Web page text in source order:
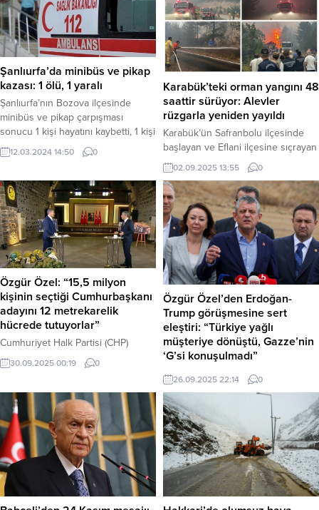
Şanlıurfa’da minibüs ve pikap
kazası: 1 ölü, 1 yaralı
Şanlıurfa’nın Bozova ilçesinde
minibüs ve pikap çarpışması
sonucu 1 kişi hayatını kaybetti, 1 kişi
de yaralandı. Kazada, Şanlıurfa-
Adıyaman yolu üzerinde, Çakmaklı
yakınlarında meydana geldi.
Ramazan Polat’ın kullandığı 63 AAJ
089 plakalı minibüs ile karşı
yönden gelen Ömer Kadakçı’nın
kullandığı pikap çarpıştı. Kazada,
pikap sürücüsü Ömer Kadakçı...
12.03.2024 14:50 0
Karabük’teki orman yangını 48
saattir sürüyor: Alevler
rüzgarla yeniden yayıldı
Karabük’ün Safranbolu ilçesinde
başlayan ve Eflani ilçesine sıçrayan
orman yangını, ikinci gününde de
devam ediyor. Ekiplerin havadan ve
karadan yoğun müdahalesine
rağmen, rüzgarın etkisiyle alevler
yeniden güçlenerek farklı bir
bölgeye sıçradı. Karabük – Yangın,
iki gün önce Safranbolu’ya bağlı
Harmancık köyünde başladı ve kısa
sürede büyüyerek Eflani ilçesinin
Saraycık köyü...
02.09.2025 13:55 0
Özgür Özel: “15,5 milyon
kişinin seçtiği Cumhurbaşkanı
adayını 12 metrekarelik
hücrede tutuyorlar”
Cumhuriyet Halk Partisi (CHP)
Genel Başkanı Özgür Özel,
partisinin cumhurbaşkanı adayı
sert tepki göstererek, “15,5 milyon
kişinin seçtiği cumhurbaşkanı
adayını Silivri’de 12 metrekarelik
hücrede tutuyorlar,” dedi. Haber
Merkezi – Özel, İmamoğlu ve
Mansur Yavaş ile aralarındaki
birlikteliğin tam olduğunu
vurgulayarak, “Bugüne kadar bizi
30.09.2025 00:19 0
Özgür Özel’den Erdoğan-
Trump görüşmesine sert
eleştiri: “Türkiye yağlı
müşteriye dönüştü, Gazze’nin
‘G’si konuşulmadı”
Cumhuriyet Halk Partisi (CHP)
Genel Başkanı Özgür Özel,
Cumhurbaşkanı adayı Ekrem
İmamoğlu’nun Silivri’deki duruşması
sonrası yaptığı açıklamada, Haber
Merkezi – Cumhurbaşkanı
Erdoğan’ın ABD Başkanı Trump ile
görüşmesini sert bir dille eleştirdi.
Erdoğan’ın görüşmeye “hediye
26.09.2025 22:14 0